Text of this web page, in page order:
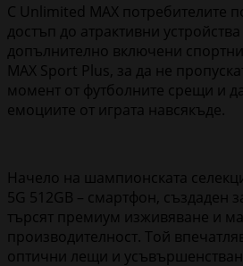
С Unlimited MAX потребителите
достъп до атрактивни
допълнително включени
MAX Sport Plus, за да не
момент от футболните срещи и
емоциите от играта навсякъде.
Начело на шампионската
5G 512GB – смартфон, създаден
търсят премиум изживяване и
производителност. Той
оптични лещи и